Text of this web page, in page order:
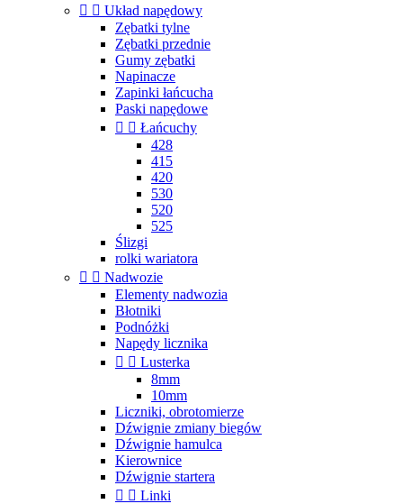
  Układ napędowy
Zębatki tylne
Zębatki przednie
Gumy zębatki
Napinacze
Zapinki łańcucha
Paski napędowe
  Łańcuchy
428
415
420
530
520
525
Ślizgi
rolki wariatora
  Nadwozie
Elementy nadwozia
Błotniki
Podnóżki
Napędy licznika
  Lusterka
8mm
10mm
Liczniki, obrotomierze
Dźwignie zmiany biegów
Dźwignie hamulca
Kierownice
Dźwignie startera
  Linki